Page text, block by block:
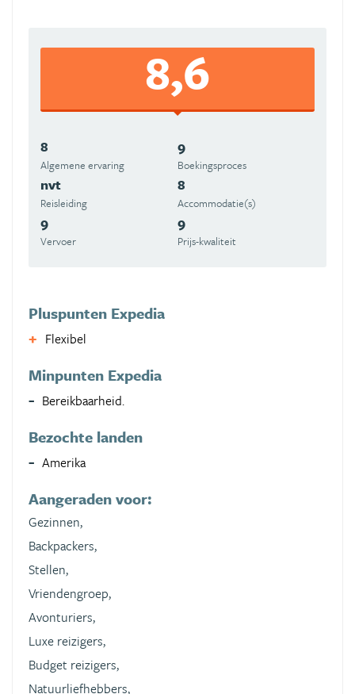
8,6
8
Algemene ervaring
9
Boekingsproces
nvt
Reisleiding
8
Accommodatie(s)
9
Vervoer
9
Prijs-kwaliteit
Pluspunten Expedia
Flexibel
Minpunten Expedia
Bereikbaarheid.
Bezochte landen
Amerika
Aangeraden voor:
Gezinnen,
Backpackers,
Stellen,
Vriendengroep,
Avonturiers,
Luxe reizigers,
Budget reizigers,
Natuurliefhebbers,